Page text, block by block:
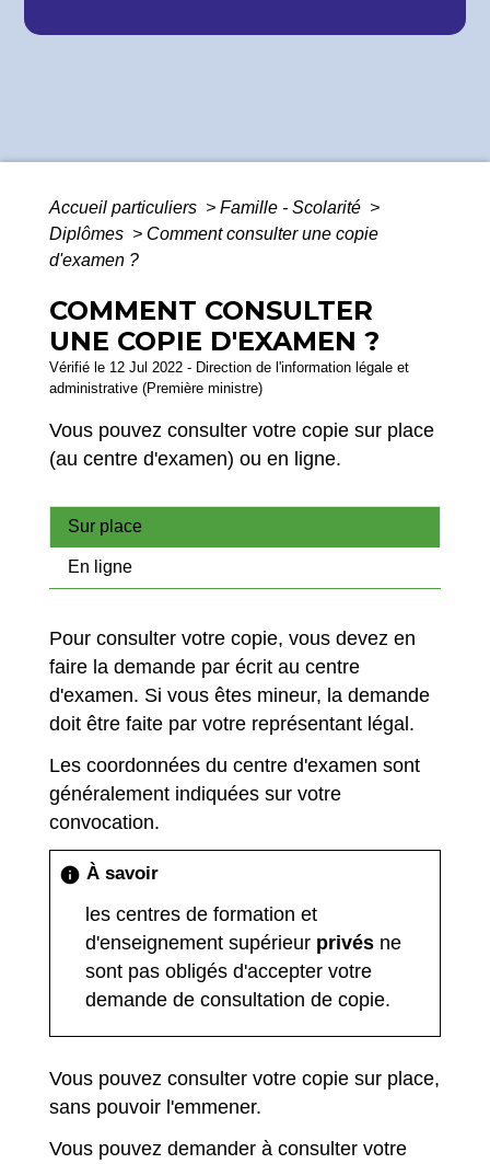
Accueil particuliers > Famille - Scolarité >
Diplômes > Comment consulter une copie
d'examen ?
COMMENT CONSULTER
UNE COPIE D'EXAMEN ?
Vérifié le 12 Jul 2022 - Direction de l'information légale et
administrative (Première ministre)
Vous pouvez consulter votre copie sur place
(au centre d'examen) ou en ligne.
Sur place
En ligne
Pour consulter votre copie, vous devez en
faire la demande par écrit au centre
d'examen. Si vous êtes mineur, la demande
doit être faite par votre représentant légal.
Les coordonnées du centre d'examen sont
généralement indiquées sur votre
convocation.
info À savoir
les centres de formation et
d'enseignement supérieur privés ne
sont pas obligés d'accepter votre
demande de consultation de copie.
Vous pouvez consulter votre copie sur place,
sans pouvoir l'emmener.
Vous pouvez demander à consulter votre